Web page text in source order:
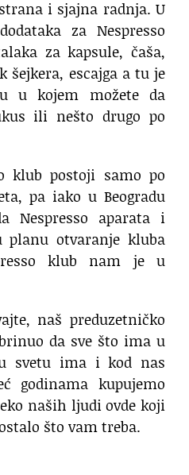
i sjajna radnja. U
za Nespresso
za kapsule, čaša,
escajga a tu je
u kojem možete da
ili nešto drugo po
klub postoji samo po
pa iako u Beogradu
Nespresso aparata i
otvaranje kluba
klub nam je u
naš preduzetničko
da sve što ima u
svetu ima i kod nas
godinama kupujemo
naših ljudi ovde koji
što vam treba.